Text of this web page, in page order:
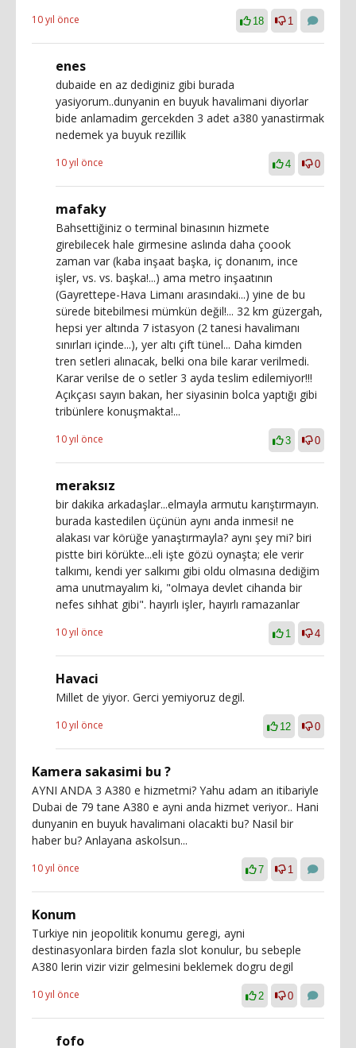
10 yıl önce 18 1
enes
dubaide en az dediginiz gibi burada
yasiyorum..dunyanin en buyuk havalimani diyorlar
bide anlamadim gercekden 3 adet a380 yanastirmak
nedemek ya buyuk rezillik
10 yıl önce 4 0
mafaky
Bahsettiğiniz o terminal binasının hizmete
girebilecek hale girmesine aslında daha çoook
zaman var (kaba inşaat başka, iç donanım, ince
işler, vs. vs. başka!...) ama metro inşaatının
(Gayrettepe-Hava Limanı arasındaki...) yine de bu
sürede bitebilmesi mümkün değil!... 32 km güzergah,
hepsi yer altında 7 istasyon (2 tanesi havalimanı
sınırları içinde...), yer altı çift tünel... Daha kimden
tren setleri alınacak, belki ona bile karar verilmedi.
Karar verilse de o setler 3 ayda teslim edilemiyor!!!
Açıkçası sayın bakan, her siyasinin bolca yaptığı gibi
tribünlere konuşmakta!...
10 yıl önce 3 0
meraksız
bir dakika arkadaşlar...elmayla armutu karıştırmayın.
burada kastedilen üçünün aynı anda inmesi! ne
alakası var körüğe yanaştırmayla? aynı şey mi? biri
pistte biri körükte...eli işte gözü oynaşta; ele verir
talkımı, kendi yer salkımı gibi oldu olmasına dediğim
ama unutmayalım ki, "olmaya devlet cihanda bir
nefes sıhhat gibi". hayırlı işler, hayırlı ramazanlar
10 yıl önce 1 4
Havaci
Millet de yiyor. Gerci yemiyoruz degil.
10 yıl önce 12 0
Kamera sakasimi bu ?
AYNI ANDA 3 A380 e hizmetmi? Yahu adam an itibariyle
Dubai de 79 tane A380 e ayni anda hizmet veriyor.. Hani
dunyanin en buyuk havalimani olacakti bu? Nasil bir
haber bu? Anlayana askolsun...
10 yıl önce 7 1
Konum
Turkiye nin jeopolitik konumu geregi, ayni
destinasyonlara birden fazla slot konulur, bu sebeple
A380 lerin vizir vizir gelmesini beklemek dogru degil
10 yıl önce 2 0
fofo